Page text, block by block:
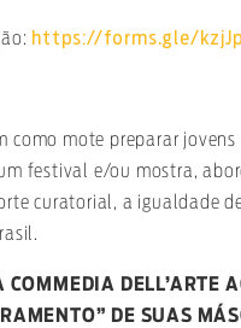
https://forms.gle/
como mote preparar jovens
festival e/ou mostra,
curatorial, a igualdade
DELL’ARTE
DE SUAS